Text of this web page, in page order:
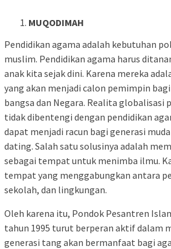
MUQODIMAH
Pendidikan agama adalah kebutuhan
muslim. Pendidikan agama harus
anak kita sejak dini. Karena mereka
yang akan menjadi calon pemimpin
bangsa dan Negara. Realita globalisasi
tidak dibentengi dengan pendidikan
dapat menjadi racun bagi generasi
dating. Salah satu solusinya adalah
sebagai tempat untuk menimba ilmu.
tempat yang menggabungkan antara
sekolah, dan lingkungan.
Oleh karena itu, Pondok Pesantren
tahun 1995 turut berperan aktif dalam
generasi tang akan bermanfaat bagi